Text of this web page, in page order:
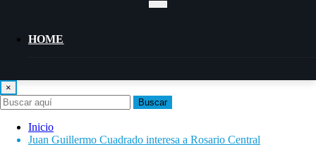
HOME
×
Buscar
Inicio
Juan Guillermo Cuadrado interesa a Rosario Central